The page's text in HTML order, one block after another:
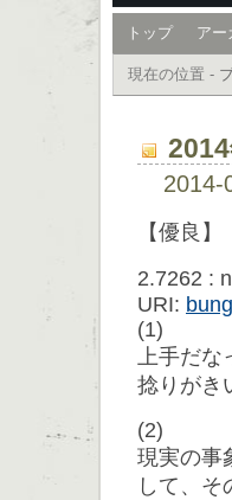
トップ アー
現在の位置 -
2014-
【優良】
2.7262 :
URI:
(1)
上手だな
捻りがき
(2)
現実の事
して、そ